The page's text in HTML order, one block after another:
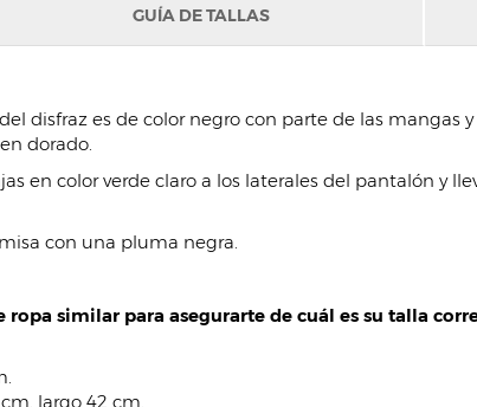
GUÍA DE TALLAS
disfraz es de color negro con parte de las mangas
dorado.
en color verde claro a los laterales del pantalón y
con una pluma negra.
similar para asegurarte de cuál es su talla
largo 42 cm.